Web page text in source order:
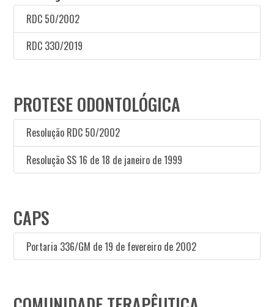
RDC 50/2002
RDC 330/2019
PROTESE ODONTOLÓGICA
Resolução RDC 50/2002
Resolução SS 16 de 18 de janeiro de 1999
CAPS
Portaria 336/GM de 19 de fevereiro de 2002